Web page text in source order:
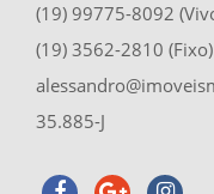
(19) 99775-8092
(19) 3562-2810 (Fixo)
35.885-J